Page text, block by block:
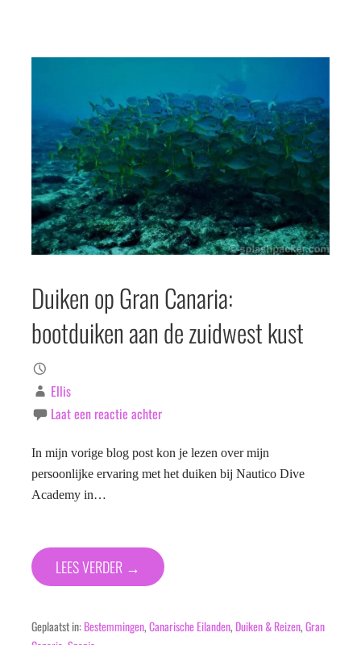
Duiken op Gran Canaria:
bootduiken aan de zuidwest kust
Ellis
Laat een reactie achter
In mijn vorige blog post kon je lezen over mijn
persoonlijke ervaring met het duiken bij Nautico Dive
Academy in…
LEES VERDER →
Geplaatst in:Bestemmingen,Canarische Eilanden, Duiken & Reizen,Gran